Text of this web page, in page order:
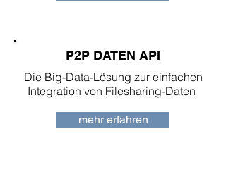
P2P DATEN API
Die Big-Data-Lösung zur einfachen
Integration von Filesharing-Daten
mehr erfahren